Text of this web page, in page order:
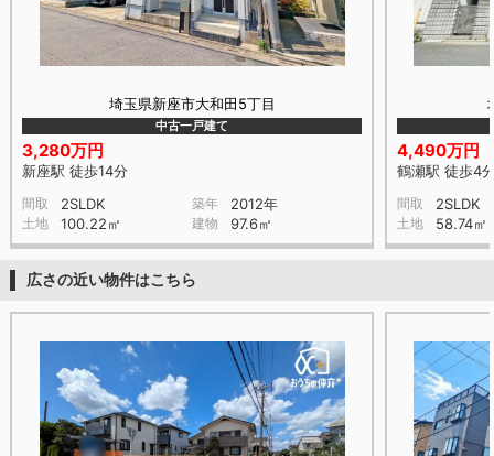
埼玉県新座市大和田5丁目
中古一戸建て
3,280万円
新座駅 徒歩14分
間取 2SLDK 築年 2012年
土地 100.22㎡ 建物 97.6㎡
4,490万円
鶴瀬駅 徒歩4
間取 2SLDK
土地 58.74㎡
広さの近い物件はこちら